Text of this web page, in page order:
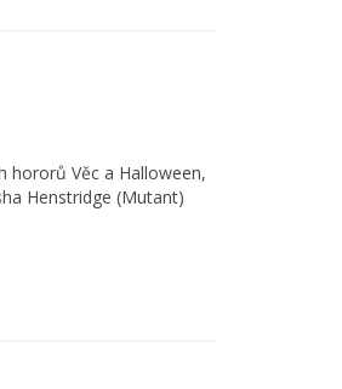
hororů Věc a Halloween,
Henstridge (Mutant)